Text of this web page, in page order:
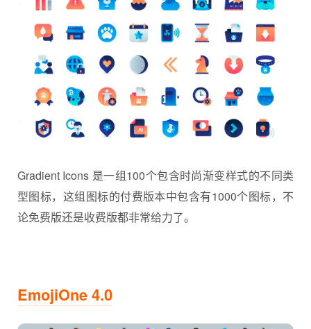
Gradient Icons 是一组100个包含时尚渐变样式的不同类
型图标，这组图标的付费版本中包含有1000个图标，不
论免费版还是收费版都非常给力了。
EmojiOne 4.0